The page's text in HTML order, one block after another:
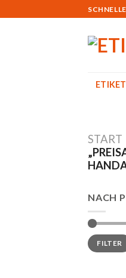
to
START
NACH
Min.
Preis
Max.
PreisFILTER